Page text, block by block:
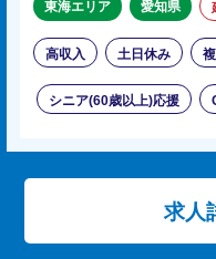
東海エリア 愛知県
高収入 土日休み
シニア(60歳以上)応援
求人